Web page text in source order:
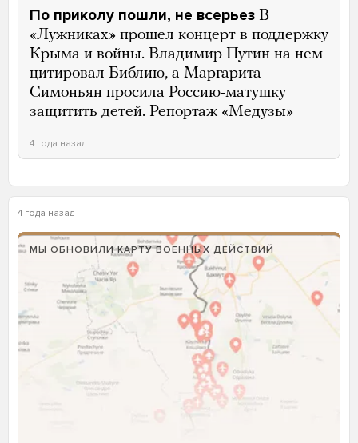
По приколу пошли, не всерьез В
«Лужниках» прошел концерт в поддержку
Крыма и войны. Владимир Путин на нем
цитировал Библию, а Маргарита
Симоньян просила Россию-матушку
защитить детей. Репортаж «Медузы»
4 года назад
4 года назад
МЫ ОБНОВИЛИ КАРТУ ВОЕННЫХ ДЕЙСТВИЙ